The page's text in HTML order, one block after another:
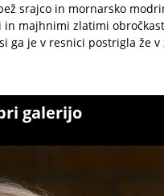
srajco in mornarsko
majhnimi zlatimi
ga je v resnici postrigla že v
galerijo